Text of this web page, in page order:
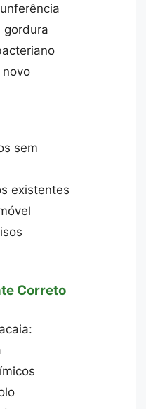
gordura
novo
sem
existentes
Correto